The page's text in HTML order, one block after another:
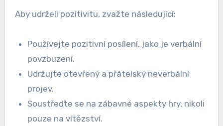
Aby udrželi pozitivitu, zvažte následující:
Používejte pozitivní posílení, jako je verbální
povzbuzení.
Udržujte otevřený a přátelský neverbální
projev.
Soustřeďte se na zábavné aspekty hry, nikoli
pouze na vítězství.